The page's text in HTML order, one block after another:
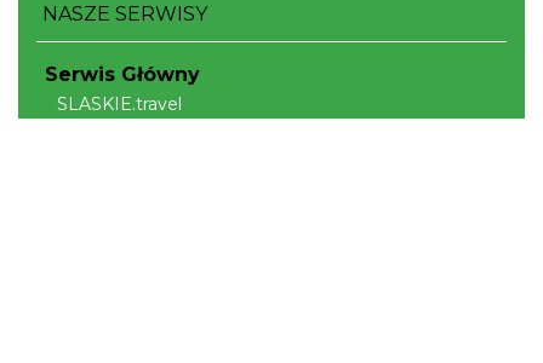
NASZE SERWISY
Serwis Główny
SLASKIE.travel